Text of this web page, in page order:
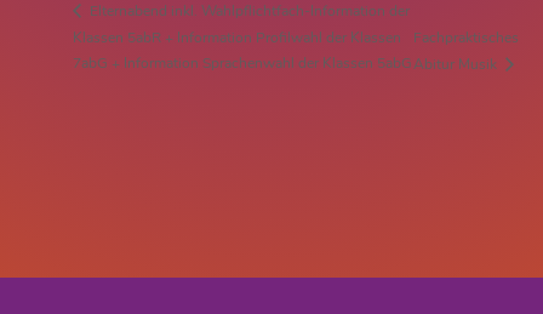
Elternabend inkl. Wahlpflichtfach-Information der
Klassen 5abR + Information Profilwahl der Klassen
7abG + Information Sprachenwahl der Klassen 5abG
Fachpraktisches
Abitur Musik